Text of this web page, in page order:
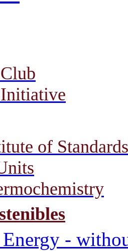
of
Energy -